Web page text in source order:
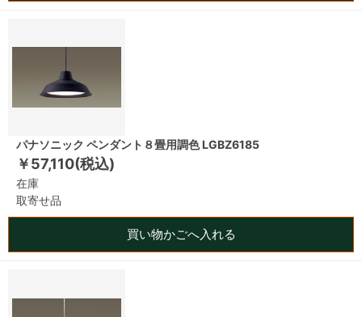
パナソニック ペンダント８畳用調色 LGBZ6185
￥57,110(税込)
在庫
取寄せ品
買い物かごへ入れる